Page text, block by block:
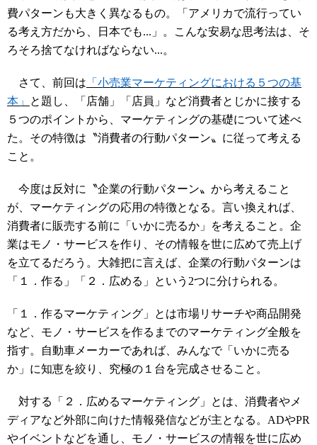
費パターンも大きく異なるもの。「アメリカで流行ってい
る考え方だから、日本でも...」。こんな安易な思考法は、そ
ろそろ捨てなければならない...。
さて、前回は 「小売業マーケティングにおける５つの基
本」
と題し、「店舗」「店員」など消費者とじかに接する
５つのポイントから、マーケティングの基礎について述べ
た。その特徴は〝消費者の行動パターン〟に従って考える
こと。
今度は反対に〝企業の行動パターン〟から考えること
が、マーケティングの応用の特徴となる。言い換えれば、
消費者に販売する前に「いかに売るか」を考えること。企
業はモノ・サービスを作り、その情報を世に広めて売上げ
を立てるだろう。大雑把に言えば、企業の行動パターンは
「１．作る」「２．広める」という2つに分けられる。
「１．作るマーケティング」とは市場リサーチや商品開発
など、モノ・サービスを作るまでのマーケティング全般を
指す。自動車メーカーであれば、みんなで「いかに売る
か」に知恵を絞り、究極の１台を完成させること。
対する「２．広めるマーケティング」とは、消費者やメ
ディアなど外部に向けた情報発信などが主となる。ADやPR
やイベントなどを通し、モノ・サービスの情報を世に広め